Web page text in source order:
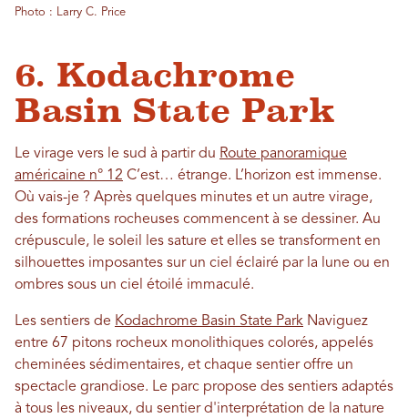
Photo : Larry C. Price
6. Kodachrome
Basin State Park
Le virage vers le sud à partir du Route panoramique
américaine n° 12 C’est… étrange. L’horizon est immense.
Où vais-je ? Après quelques minutes et un autre virage,
des formations rocheuses commencent à se dessiner. Au
crépuscule, le soleil les sature et elles se transforment en
silhouettes imposantes sur un ciel éclairé par la lune ou en
ombres sous un ciel étoilé immaculé.
Les sentiers de Kodachrome Basin State Park Naviguez
entre 67 pitons rocheux monolithiques colorés, appelés
cheminées sédimentaires, et chaque sentier offre un
spectacle grandiose. Le parc propose des sentiers adaptés
à tous les niveaux, du sentier d'interprétation de la nature